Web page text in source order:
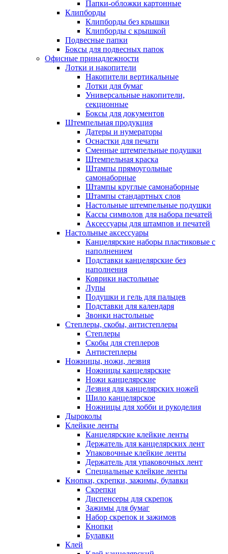
Папки-обложки картонные
Клипборды
Клипборды без крышки
Клипборды с крышкой
Подвесные папки
Боксы для подвесных папок
Офисные принадлежности
Лотки и накопители
Накопители вертикальные
Лотки для бумаг
Универсальные накопители,
секционные
Боксы для документов
Штемпельная продукция
Датеры и нумераторы
Оснастки для печати
Сменные штемпельные подушки
Штемпельная краска
Штампы прямоугольные
самонаборные
Штампы круглые самонаборные
Штампы стандартных слов
Настольные штемпельные подушки
Кассы символов для набора печатей
Аксессуары для штампов и печатей
Настольные аксессуары
Канцелярские наборы пластиковые с
наполнением
Подставки канцелярские без
наполнения
Коврики настольные
Лупы
Подушки и гель для пальцев
Подставки для календаря
Звонки настольные
Степлеры, скобы, антистеплеры
Степлеры
Скобы для степлеров
Антистеплеры
Ножницы, ножи, лезвия
Ножницы канцелярские
Ножи канцелярские
Лезвия для канцелярских ножей
Шило канцелярское
Ножницы для хобби и рукоделия
Дыроколы
Клейкие ленты
Канцелярские клейкие ленты
Держатель для канцелярских лент
Упаковочные клейкие ленты
Держатель для упаковочных лент
Специальные клейкие ленты
Кнопки, скрепки, зажимы, булавки
Скрепки
Диспенсеры для скрепок
Зажимы для бумаг
Набор скрепок и зажимов
Кнопки
Булавки
Клей